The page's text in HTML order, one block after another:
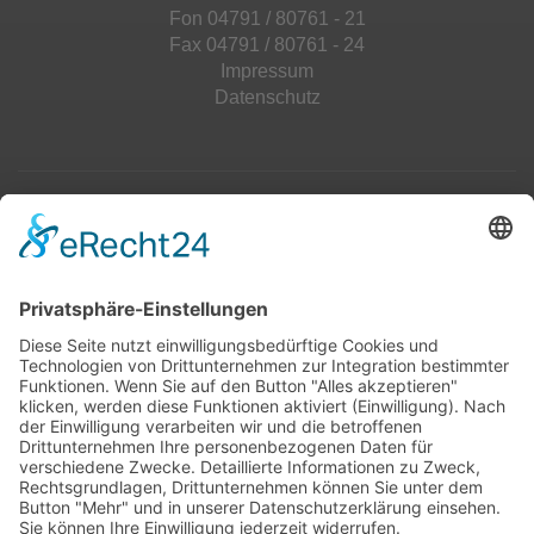
Fon 04791 / 80761 - 21
Fax 04791 / 80761 - 24
Impressum
Datenschutz
Jahrescharts
Top 100
Hot 50
Top Neueinsteiger
Highscores